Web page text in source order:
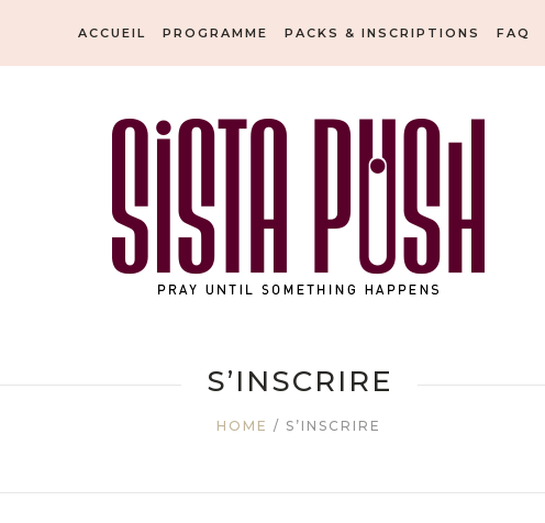
ACCUEIL PROGRAMME PACKS & INSCRIPTIONS FAQ
S’INSCRIRE
HOME / S’INSCRIRE